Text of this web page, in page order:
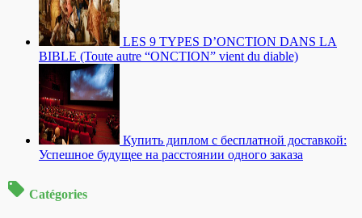
LES 9 TYPES D’ONCTION DANS LA
BIBLE (Toute autre “ONCTION” vient du diable)
Купить диплом с бесплатной доставкой:
Успешное будущее на расстоянии одного заказа
Catégories